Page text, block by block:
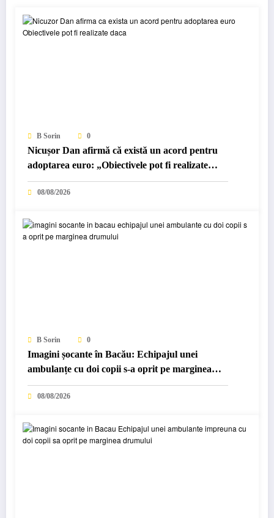
B Sorin 0
Nicușor Dan afirmă că există un acord pentru
adoptarea euro: „Obiectivele pot fi realizate
dacă…”
08/08/2026
B Sorin 0
Imagini șocante în Bacău: Echipajul unei
ambulanțe cu doi copii s-a oprit pe marginea
drumului…
08/08/2026